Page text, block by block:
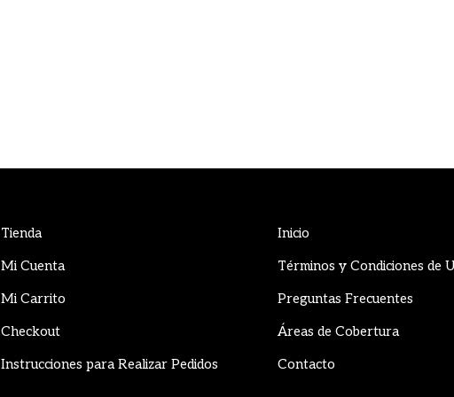
Tienda
Mi Cuenta
Mi Carrito
Checkout
Instrucciones para Realizar Pedidos
Inicio
Términos y Condiciones de
Preguntas Frecuentes
Áreas de Cobertura
Contacto